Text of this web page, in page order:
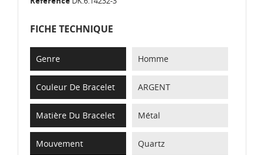
FICHE TECHNIQUE
Genre Homme
Couleur De Bracelet ARGENT
Matière Du Bracelet Métal
Mouvement Quartz